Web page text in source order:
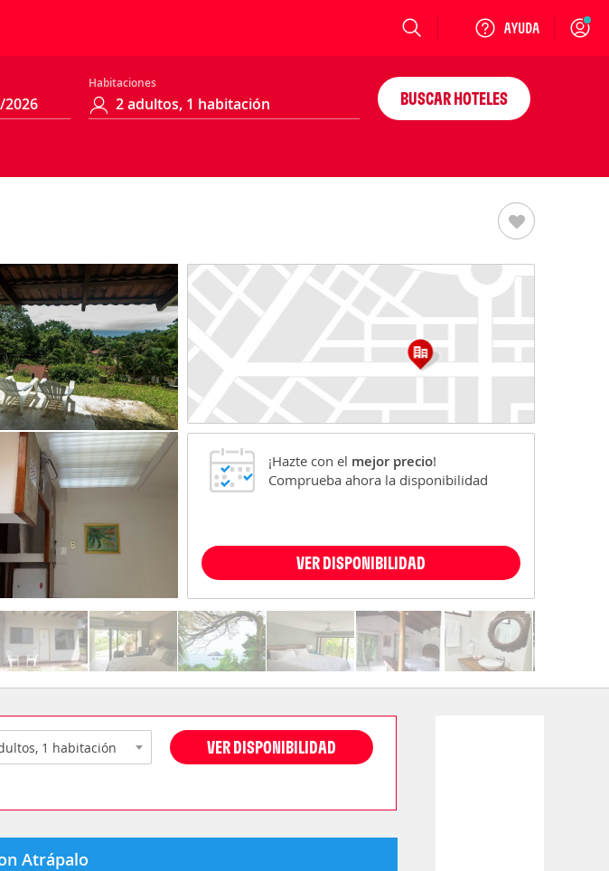
Login
Habitaciones
BUSCAR HOTELES
¡Hazte con el mejor precio!
Comprueba ahora la disponibilidad
VER DISPONIBILIDAD
VER DISPONIBILIDAD
Atrápalo